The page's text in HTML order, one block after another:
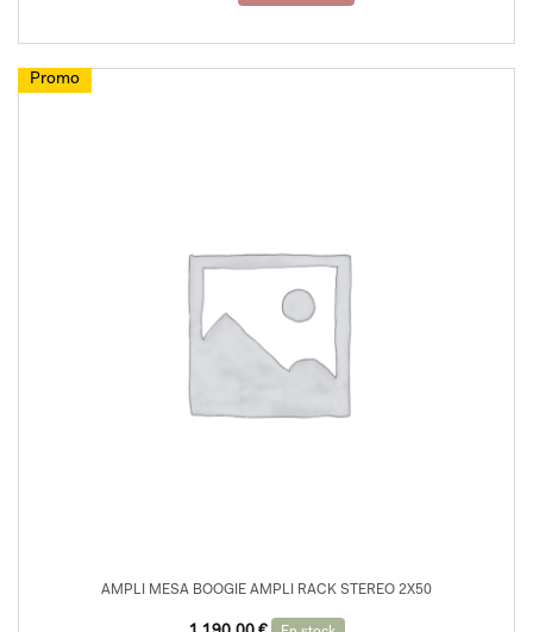
Promo
AMPLI MESA BOOGIE AMPLI RACK STEREO 2X50